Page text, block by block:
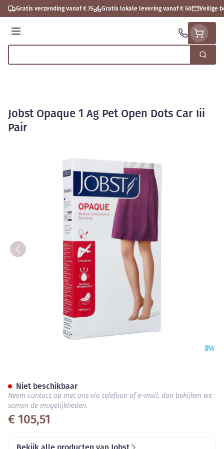
Ga naar de inhoud
Gratis verzending vanaf € 75 Gratis lokale levering vanaf € 50 Veilige
Menu
Zoek
Jobst Opaque 1 Ag Pet Open Dots Car Iii
Pair
€ 105,51
Niet beschikbaar
Neem contact op met ons via telefoon of e-mail, dan bekijken we
samen de mogelijkheden.